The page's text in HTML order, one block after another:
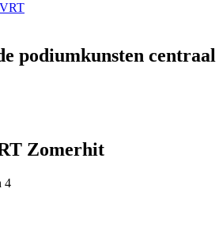
VRT
podiumkunsten centraal
Zomerhit
4